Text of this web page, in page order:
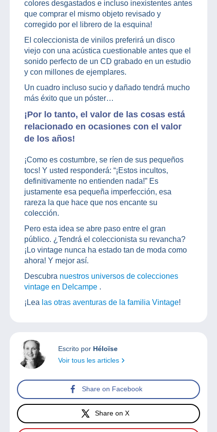
colores desgastados e incluso inexistentes antes
que comprar el mismo objeto revisado y
corregido por el librero de la esquina!
El coleccionista de vinilos preferirá un disco
viejo con una acústica cuestionable antes que el
sonido perfecto de un CD grabado en un estudio
y con millones de ejemplares.
Un cuadro incluso sucio y dañado tendrá mucho
más éxito que un póster…
¡Por lo tanto, el valor de las cosas está
relacionado en ocasiones con el valor
de los años!
¡Como es costumbre, se ríen de sus pequeños
tocs! Y usted responderá: “¡Estos incultos,
definitivamente no entienden nada!” Es
justamente esa pequeña imperfección, esa
rareza la que hace que nos encante su
colección.
Pero esta idea se abre paso entre el gran
público. ¿Tendrá el coleccionista su revancha?
¡Lo vintage nunca ha estado tan de moda como
ahora! Y mejor así.
Descubra nuestros universos de colecciones
vintage en Delcampe .
¡Lea las otras aventuras de la familia Vintage!
Escrito por Héloïse
Voir tous les articles
Share on Facebook
Share on X